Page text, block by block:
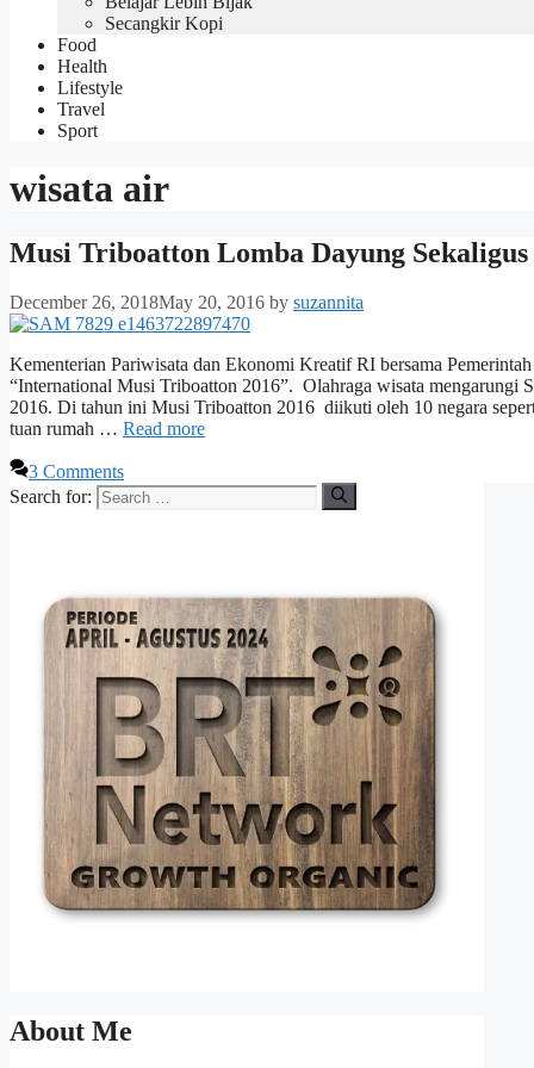
Secangkir Kopi
Food
Health
Lifestyle
Travel
Sport
wisata air
Musi Triboatton Lomba Dayung
December 26, 2018May 20, 2016 by suzannita
Kementerian Pariwisata dan Ekonomi Kreatif RI bersama
“International Musi Triboatton 2016”. Olahraga wisata mengarungi
2016. Di tahun ini Musi Triboatton 2016 diikuti oleh 10 negara
tuan rumah … Read more
3 Comments
Search for:
About Me